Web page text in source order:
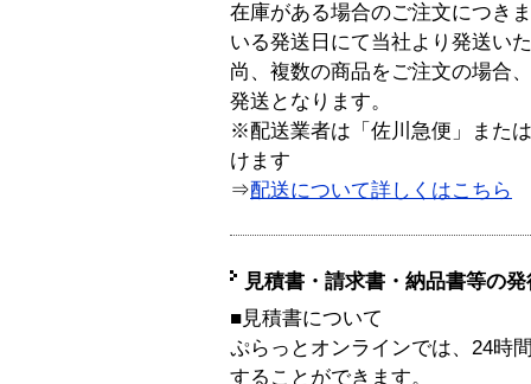
在庫がある場合のご注文につき
いる発送日にて当社より発送い
尚、複数の商品をご注文の場合
発送となります。
※配送業者は「佐川急便」また
けます
⇒配送について詳しくはこちら
見積書・請求書・納品書等の
■見積書について
ぷらっとオンラインでは、24時
することができます。